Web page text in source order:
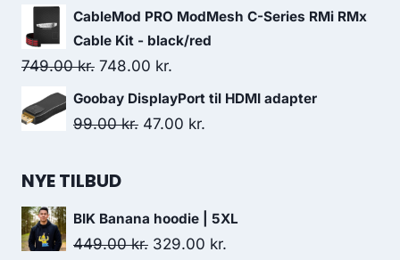
price
was:
449.00 kr..
price
CableMod PRO ModMesh C-Series RMi RMx
Cable Kit - black/red
749.00kr. Original
price
was:
748.00 kr.
price
is:
Goobay DisplayPort til HDMI adapter
99.00kr. Original
47.00 kr.
NYE TILBUD
BIK Banana hoodie | 5XL
449.00kr. Original
329.00 kr.